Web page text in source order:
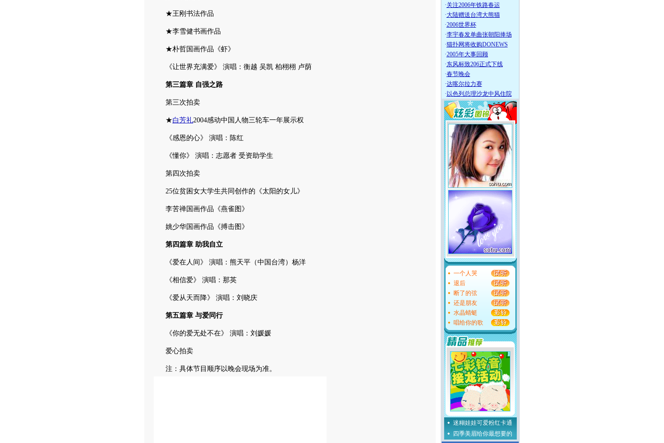
★王刚书法作品
★李雪健书画作品
★朴哲国画作品《虾》
《让世界充满爱》 演唱：衡越 吴凯 柏栩栩 卢荫
第三篇章 自强之路
第三次拍卖
★白芳礼2004感动中国人物三轮车一年展示权
《感恩的心》 演唱：陈红
《懂你》 演唱：志愿者 受资助学生
第四次拍卖
25位贫困女大学生共同创作的《太阳的女儿》
李苦禅国画作品《燕雀图》
姚少华国画作品《搏击图》
第四篇章 助我自立
《爱在人间》 演唱：熊天平（中国台湾）杨洋
《相信爱》 演唱：那英
《爱从天而降》 演唱：刘晓庆
第五篇章 与爱同行
《你的爱无处不在》 演唱：刘媛媛
爱心拍卖
注：具体节目顺序以晚会现场为准。
·关注2006年铁路春运
·大陆赠送台湾大熊猫
·2006世界杯
·李宇春发单曲张朝阳捧场
·猫扑网将收购DONEWS
·2005年大事回顾
·东风标致206正式下线
·春节晚会
·达喀尔拉力赛
· 以色列总理沙龙中风住院
一个人哭
退后
断了的弦
还是朋友
水晶蜻蜓
唱给你的歌
迷糊娃娃可爱粉红卡通
四季美眉给你最想要的